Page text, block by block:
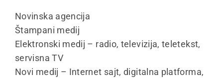
Novinska agencija
Štampani medij
Elektronski medij – radio, televizija, teletekst,
servisna TV
Novi medij – Internet sajt, digitalna platforma,